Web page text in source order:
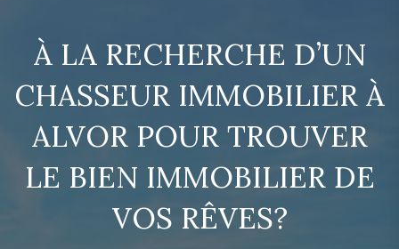
À LA RECHERCHE D’UN
CHASSEUR IMMOBILIER À
ALVOR POUR TROUVER
LE BIEN IMMOBILIER DE
VOS RÊVES?